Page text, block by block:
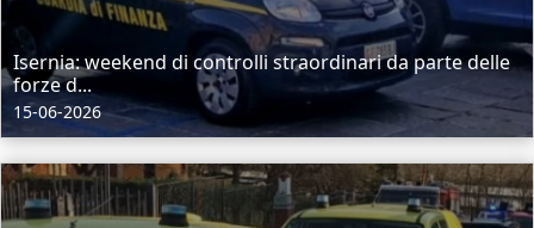
Isernia: weekend di controlli straordinari da parte delle
forze d...
15-06-2026